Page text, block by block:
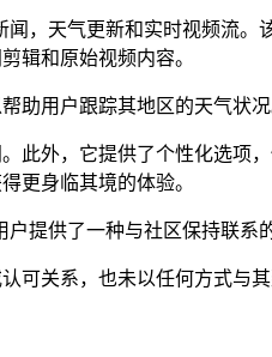
，天气更新和实时视频流
辑和原始视频内容。
用户跟踪其地区的天气状
此外，它提供了个性化选
更身临其境的体验。
提供了一种与社区保持联系
可关系，也未以任何方式